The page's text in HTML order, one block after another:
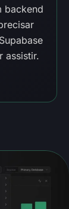
backend
assistir.